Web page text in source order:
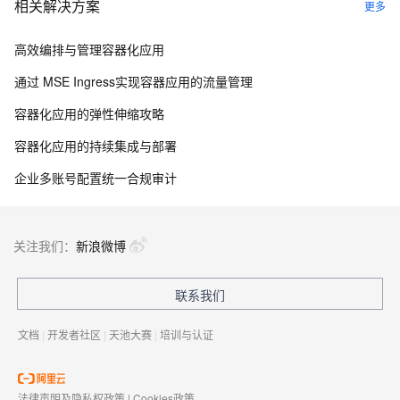
相关解决方案 更多
高效编排与管理容器化应用
通过 MSE Ingress实现容器应用的流量管理
容器化应用的弹性伸缩攻略
容器化应用的持续集成与部署
企业多账号配置统一合规审计
关注我们： 新浪微博
联系我们
文档 | 开发者社区 | 天池大赛 | 培训与认证